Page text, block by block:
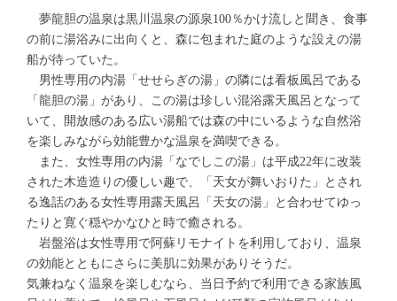
夢龍胆の温泉は黒川温泉の源泉100％かけ流しと聞き、食事
の前に湯浴みに出向くと、森に包まれた庭のような設えの湯
船が待っていた。
男性専用の内湯「せせらぎの湯」の隣には看板風呂である
「龍胆の湯」があり、この湯は珍しい混浴露天風呂となって
いて、開放感のある広い湯船では森の中にいるような自然浴
を楽しみながら効能豊かな温泉を満喫できる。
また、女性専用の内湯「なでしこの湯」は平成22年に改装
された木造造りの優しい趣で、「天女が舞いおりた」とされ
る逸話のある女性専用露天風呂「天女の湯」と合わせてゆっ
たりと寛ぐ穏やかなひと時で癒される。
岩盤浴は女性専用で阿蘇リモナイトを利用しており、温泉
の効能とともにさらに美肌に効果がありそうだ。
気兼ねなく温泉を楽しむなら、当日予約で利用できる家族風